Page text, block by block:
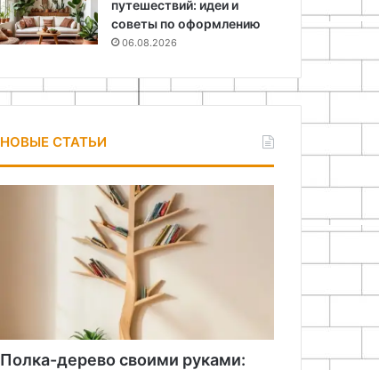
путешествий: идеи и
советы по оформлению
06.08.2026
НОВЫЕ СТАТЬИ
Полка-дерево своими руками: